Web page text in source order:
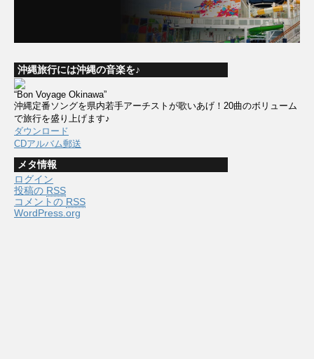
沖縄旅行には沖縄の音楽を♪
“Bon Voyage Okinawa”
沖縄定番ソングを県内若手アーチストが歌いあげ！20曲のボリューム
で旅行を盛り上げます♪
ダウンロード
CDアルバム郵送
メタ情報
ログイン
投稿の RSS
コメントの RSS
WordPress.org